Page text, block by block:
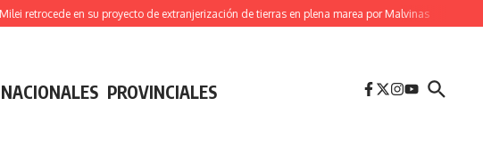
en su proyecto de extranjerización de tierras en plena marea por Malvinas (Videos)
NACIONALES PROVINCIALES